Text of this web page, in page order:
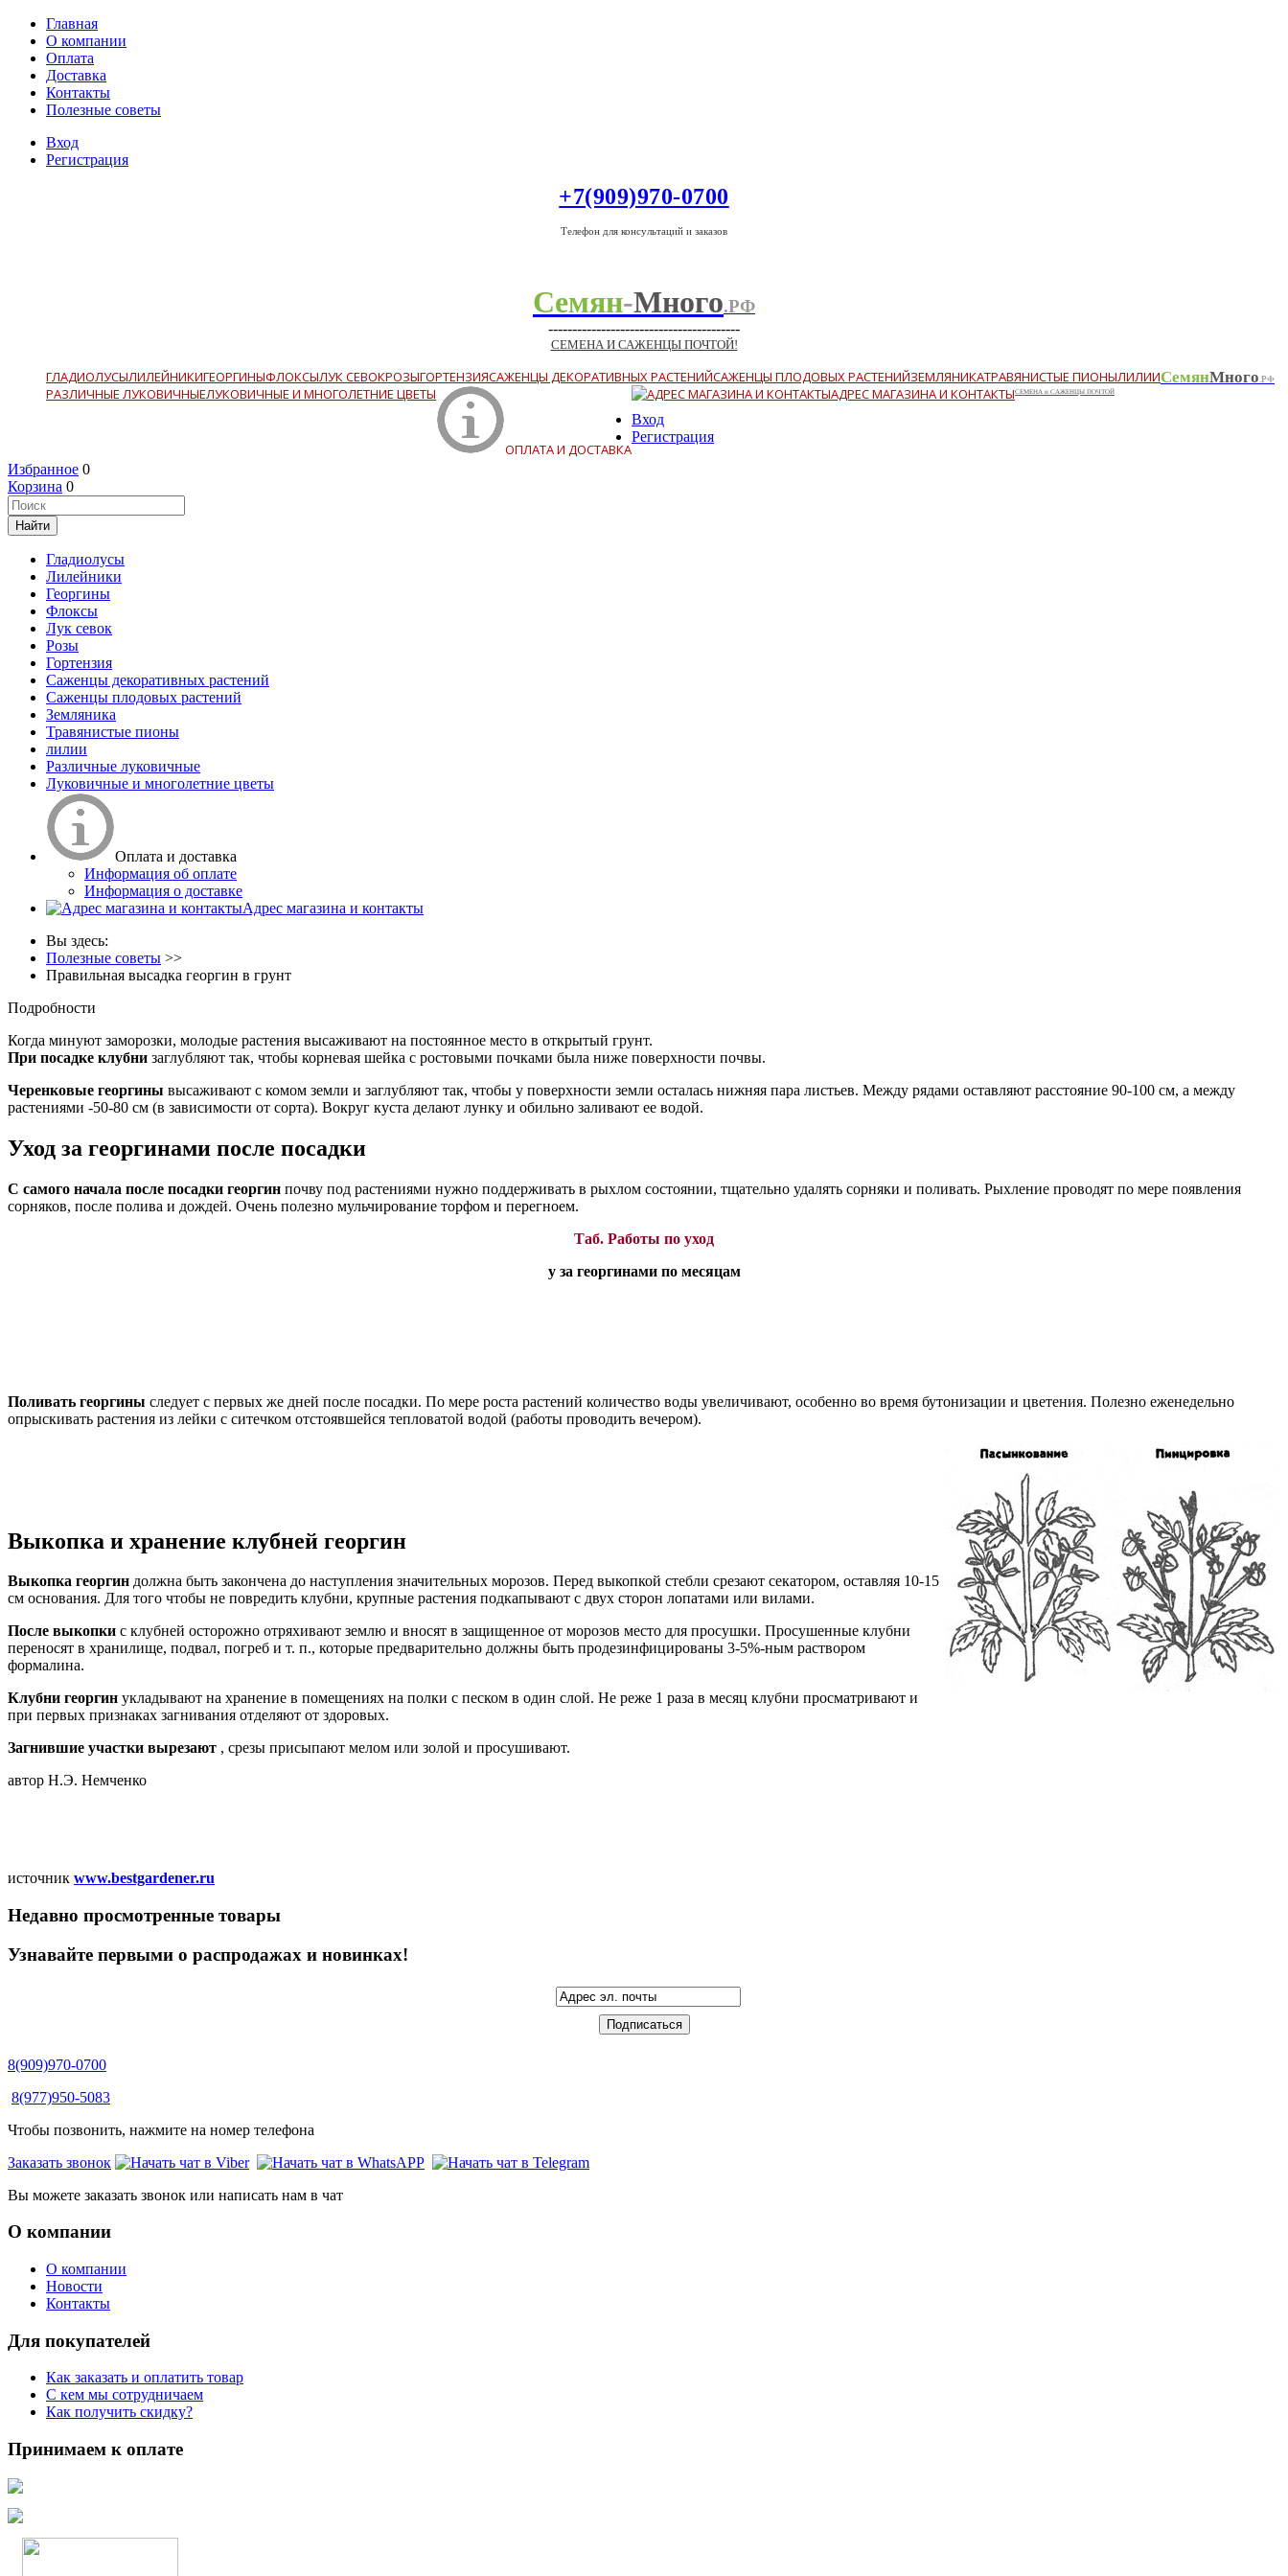
Главная
О компании
Оплата
Доставка
Контакты
Полезные советы
Вход
Регистрация
+7(909)970-0700
Телефон для консультаций и заказов
Семян-Много.РФ
----------------------------------------
СЕМЕНА И САЖЕНЦЫ ПОЧТОЙ!
ГЛАДИОЛУСЫЛИЛЕЙНИКИГЕОРГИНЫФЛОКСЫЛУК СЕВОКРОЗЫГОРТЕНЗИЯСАЖЕНЦЫ ДЕКОРАТИВНЫХ РАСТЕНИЙСАЖЕНЦЫ ПЛОДОВЫХ РАСТЕНИЙЗЕМЛЯНИКАТРАВЯНИСТЫЕ ПИОНЫЛИЛИИ
РАЗЛИЧНЫЕ ЛУКОВИЧНЫЕЛУКОВИЧНЫЕ И МНОГОЛЕТНИЕ ЦВЕТЫ
ОПЛАТА И ДОСТАВКА
АДРЕС МАГАЗИНА И КОНТАКТЫ
СемянМного.РФ
СЕМЕНА и САЖЕНЦЫ ПОЧТОЙ
Вход
Регистрация
Избранное 0
Корзина 0
Гладиолусы
Лилейники
Георгины
Флоксы
Лук севок
Розы
Гортензия
Саженцы декоративных растений
Саженцы плодовых растений
Земляника
Травянистые пионы
лилии
Различные луковичные
Луковичные и многолетние цветы
Оплата и доставка
Информация об оплате
Информация о доставке
Адрес магазина и контакты
Вы здесь:
Полезные советы >>
Правильная высадка георгин в грунт
Подробности
Когда минуют заморозки, молодые растения высаживают на постоянное место в открытый грунт.
При посадке клубни заглубляют так, чтобы корневая шейка с ростовыми почками была ниже поверхности почвы.
Черенковые георгины высаживают с комом земли и заглубляют так, чтобы у поверхности земли осталась нижняя пара листьев. Между рядами оставляют расстояние 90-100 см, а между
растениями -50-80 см (в зависимости от сорта). Вокруг куста делают лунку и обильно заливают ее водой.
Уход за георгинами после посадки
С самого начала после посадки георгин почву под растениями нужно поддерживать в рыхлом состоянии, тщательно удалять сорняки и поливать. Рыхление проводят по мере появления
сорняков, после полива и дождей. Очень полезно мульчирование торфом и перегноем.
Таб. Работы по уход
у за георгинами по месяцам
Поливать георгины следует с первых же дней после посадки. По мере роста растений количество воды увеличивают, особенно во время бутонизации и цветения. Полезно еженедельно
опрыскивать растения из лейки с ситечком отстоявшейся тепловатой водой (работы проводить вечером).
Выкопка и хранение клубней георгин
Выкопка георгин должна быть закончена до наступления значительных морозов. Перед выкопкой стебли срезают секатором, оставляя 10-15
см основания. Для того чтобы не повредить клубни, крупные растения подкапывают с двух сторон лопатами или вилами.
После выкопки с клубней осторожно отряхивают землю и вносят в защищенное от морозов место для просушки. Просушенные клубни
переносят в хранилище, подвал, погреб и т. п., которые предварительно должны быть продезинфицированы 3-5%-ным раствором
формалина.
Клубни георгин укладывают на хранение в помещениях на полки с песком в один слой. Не реже 1 раза в месяц клубни просматривают и
при первых признаках загнивания отделяют от здоровых.
Загнившие участки вырезают , срезы присыпают мелом или золой и просушивают.
автор Н.Э. Немченко
источник www.bestgardener.ru
Недавно просмотренные товары
Узнавайте первыми о распродажах и новинках!
8(909)970-0700
8(977)950-5083
Чтобы позвонить, нажмите на номер телефона
Заказать звонок
Вы можете заказать звонок или написать нам в чат
О компании
О компании
Новости
Контакты
Для покупателей
Как заказать и оплатить товар
С кем мы сотрудничаем
Как получить скидку?
Принимаем к оплате